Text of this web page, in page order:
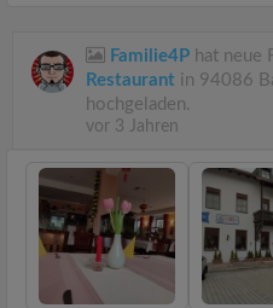
Familie4P hat neue
Restaurant in 94086
hochgeladen.
vor 3 Jahren